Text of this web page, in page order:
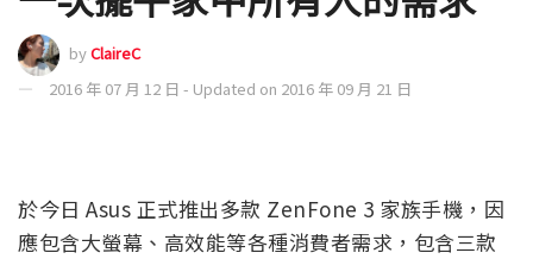
byClaireC
2016 年 07 月 12 日 - Updated on 2016 年 09 月 21 日
於今日 Asus 正式推出多款 ZenFone 3 家族手機，因
應包含大螢幕、高效能等各種消費者需求，包含三款